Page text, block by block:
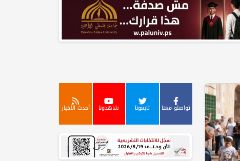
تواصلو معنا تابعونا شاهدونا أحدث الأخبار